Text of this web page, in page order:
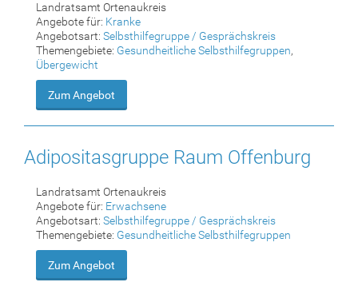
Landratsamt Ortenaukreis
Angebote für: Kranke
Angebotsart: Selbsthilfegruppe / Gesprächskreis
Themengebiete: Gesundheitliche Selbsthilfegruppen,
Übergewicht
Zum Angebot
Adipositasgruppe Raum Offenburg
Landratsamt Ortenaukreis
Angebote für: Erwachsene
Angebotsart: Selbsthilfegruppe / Gesprächskreis
Themengebiete: Gesundheitliche Selbsthilfegruppen
Zum Angebot